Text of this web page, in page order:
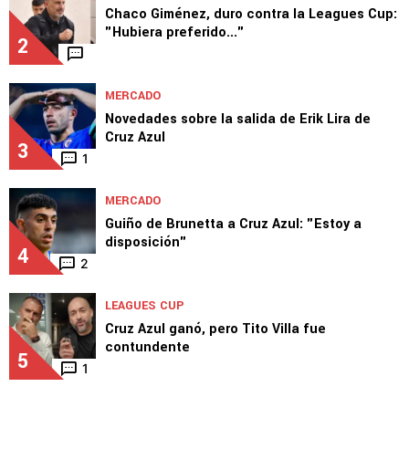
2
Chaco Giménez, duro contra la Leagues Cup:
"Hubiera preferido..."
3 1
MERCADO
Novedades sobre la salida de Erik Lira de
Cruz Azul
4 2
MERCADO
Guiño de Brunetta a Cruz Azul: "Estoy a
disposición"
5 1
LEAGUES CUP
Cruz Azul ganó, pero Tito Villa fue
contundente